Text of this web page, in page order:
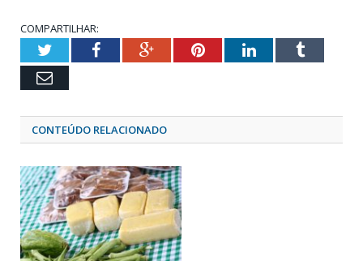
COMPARTILHAR:
TwitterFacebookGoogle+PinterestLinkedInTumblr
Email
CONTEÚDO RELACIONADO